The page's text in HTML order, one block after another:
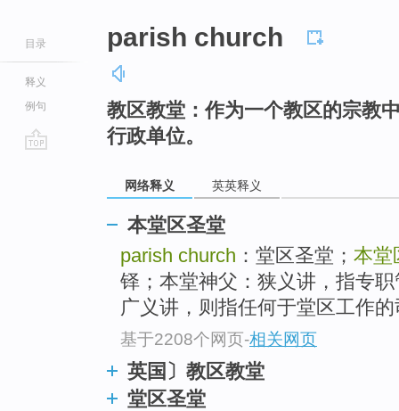
目录
释义
例句
parish church
教区教堂：作为一个教区的宗教
行政单位。
网络释义 英英释义
本堂区圣堂
parish church ：堂区圣堂； 本堂
铎；本堂神父：狭义讲，指专
广义讲，则指任何于堂区工作
基于2208个网页-相关网页
英国〕教区教堂
堂区圣堂